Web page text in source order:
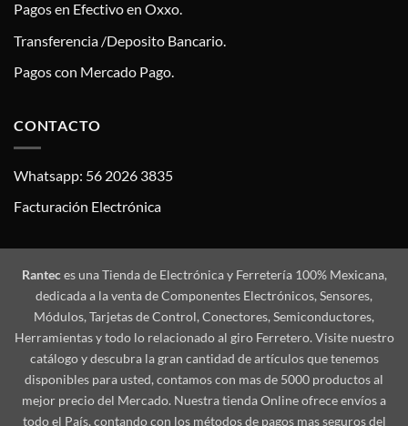
Pagos en Efectivo en Oxxo.
Transferencia /Deposito Bancario.
Pagos con Mercado Pago.
CONTACTO
Whatsapp: 56 2026 3835
Facturación Electrónica
Ranteces una Tienda de Electrónica y Ferretería 100% Mexicana,
dedicada a la venta de Componentes Electrónicos, Sensores,
Módulos, Tarjetas de Control, Conectores, Semiconductores,
Herramientas y todo lo relacionado al giro Ferretero. Visite nuestro
catálogo y descubra la gran cantidad de artículos que tenemos
disponibles para usted, contamos con mas de 5000 productos al
mejor precio del Mercado. Nuestra tienda Online ofrece envíos a
todo el País, contando con los métodos de pagos mas seguros del